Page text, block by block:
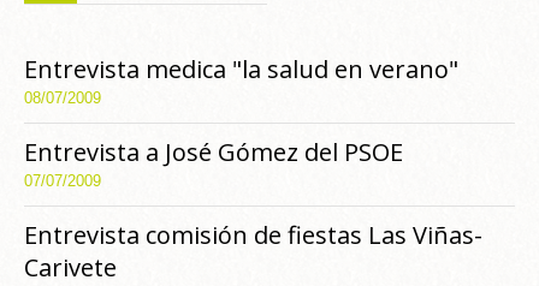
Entrevista medica "la salud en verano"
08/07/2009
Entrevista a José Gómez del PSOE
07/07/2009
Entrevista comisión de fiestas Las Viñas-
Carivete